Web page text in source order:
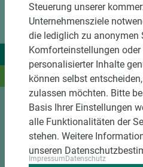
Wir liefern Ideen.
Und das passende Holz dazu.
Sortiment
Kundenservice
Steuerung unserer
Unternehmensziele
die lediglich zu anonymen
Komforteinstellungen oder
personalisierter Inhalte
können selbst
zulassen möchten. Bitte
Basis Ihrer Einstellungen
alle Funktionalitäten der
stehen. Weitere
unseren
ImpressumDatenschutz